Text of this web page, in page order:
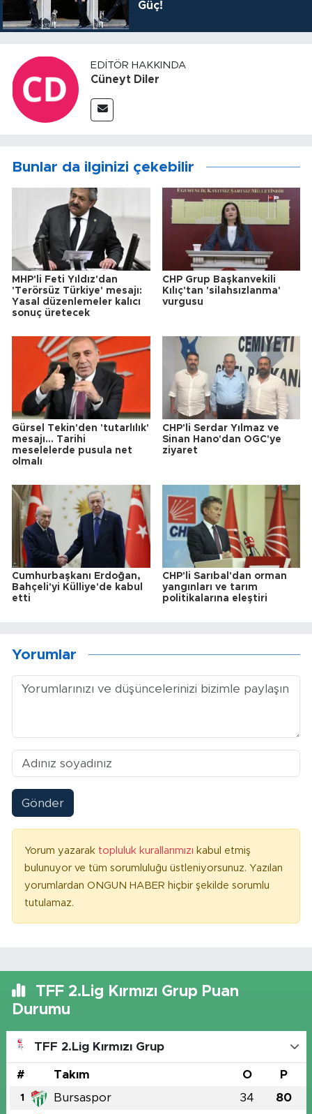
Güç!
EDITÖR HAKKINDA
Cüneyt Diler
Bunlar da ilginizi çekebilir
MHP'li Feti Yıldız'dan
'Terörsüz Türkiye' mesajı:
Yasal düzenlemeler kalıcı
sonuç üretecek
CHP Grup Başkanvekili
Kılıç'tan 'silahsızlanma'
vurgusu
Gürsel Tekin'den 'tutarlılık'
mesajı... Tarihi
meselelerde pusula net
olmalı
CHP'li Serdar Yılmaz ve
Sinan Hano'dan OGC'ye
ziyaret
Cumhurbaşkanı Erdoğan,
Bahçeli'yi Külliye'de kabul
etti
CHP'li Sarıbal'dan orman
yangınları ve tarım
politikalarına eleştiri
Yorumlar
Gönder
Yorum yazarak topluluk kurallarımızı kabul etmiş
bulunuyor ve tüm sorumluluğu üstleniyorsunuz. Yazılan
yorumlardan ONGUN HABER hiçbir şekilde sorumlu
tutulamaz.
TFF 2.Lig Kırmızı Grup Puan
Durumu
TFF 2.Lig Kırmızı Grup
# Takım O P
1 Bursaspor 34 80